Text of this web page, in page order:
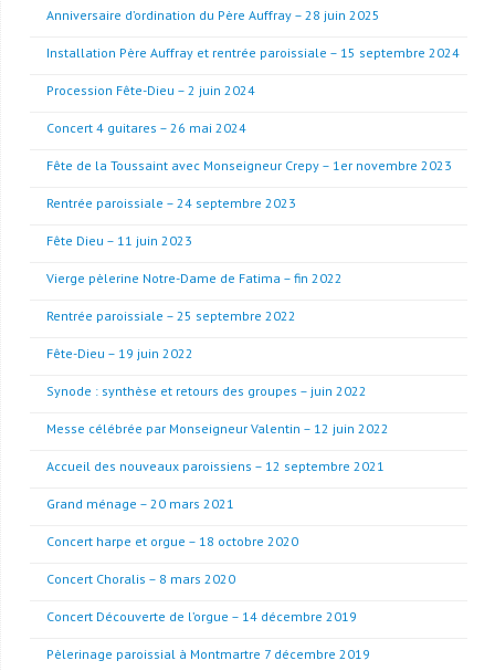
Anniversaire d’ordination du Père Auffray – 28 juin 2025
Installation Père Auffray et rentrée paroissiale – 15 septembre 2024
Procession Fête-Dieu – 2 juin 2024
Concert 4 guitares – 26 mai 2024
Fête de la Toussaint avec Monseigneur Crepy – 1er novembre 2023
Rentrée paroissiale – 24 septembre 2023
Fête Dieu – 11 juin 2023
Vierge pèlerine Notre-Dame de Fatima – fin 2022
Rentrée paroissiale – 25 septembre 2022
Fête-Dieu – 19 juin 2022
Synode : synthèse et retours des groupes – juin 2022
Messe célébrée par Monseigneur Valentin – 12 juin 2022
Accueil des nouveaux paroissiens – 12 septembre 2021
Grand ménage – 20 mars 2021
Concert harpe et orgue – 18 octobre 2020
Concert Choralis – 8 mars 2020
Concert Découverte de l’orgue – 14 décembre 2019
Pèlerinage paroissial à Montmartre 7 décembre 2019